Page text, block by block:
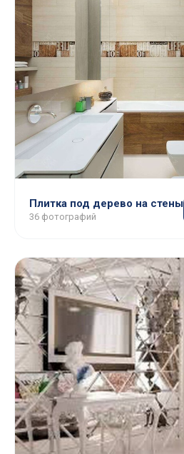
Плитка под дерево на стены
36 фотографий